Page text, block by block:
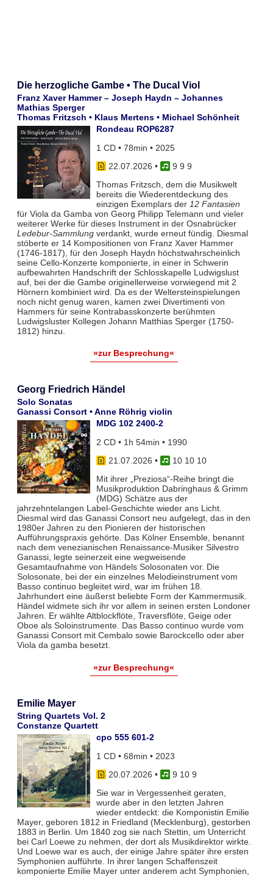
Die herzogliche Gambe • The Ducal Viol
Franz Xaver Hammer – Joseph Haydn – Johannes
Mathias Sperger
Thomas Fritzsch • Klaus Mertens • Michael Schönheit
Rondeau ROP6287
1 CD • 78min • 2025
22.07.2026 •
9 9 9
Thomas Fritzsch, dem die Musikwelt
bereits die Wiederentdeckung des
einzigen Exemplars der 12 Fantasien
für Viola da Gamba von Georg Philipp Telemann und vieler
weiterer Werke für dieses Instrument in der Osnabrücker
Ledebur-Sammlungverdankt, wurde erneut fündig. Diesmal
stöberte er 14 Kompositionen von Franz Xaver Hammer
(1746-1817), für den Joseph Haydn höchstwahrscheinlich
seine Cello-Konzerte komponierte, in einer in Schwerin
aufbewahrten Handschrift der Schlosskapelle Ludwigslust
auf, bei der die Gambe originellerweise vorwiegend mit 2
Hörnern kombiniert wird. Da es der Weltersteinspielungen
noch nicht genug waren, kamen zwei Divertimenti von
Hammers für seine Kontrabasskonzerte berühmten
Ludwigsluster Kollegen Johann Matthias Sperger (1750-
1812) hinzu.
»zur Besprechung«
Georg Friedrich Händel
Solo Sonatas
Ganassi Consort • Anne Röhrig violin
MDG 102 2400-2
2 CD • 1h 54min • 1990
21.07.2026 •
10 10 10
Mit ihrer „Preziosa“-Reihe bringt die
Musikproduktion Dabringhaus & Grimm
(MDG) Schätze aus der
jahrzehntelangen Label-Geschichte wieder ans Licht.
Diesmal wird das Ganassi Consort neu aufgelegt, das in den
1980er Jahren zu den Pionieren der historischen
Aufführungspraxis gehörte. Das Kölner Ensemble, benannt
nach dem venezianischen Renaissance-Musiker Silvestro
Ganassi, legte seinerzeit eine wegweisende
Gesamtaufnahme von Händels Solosonaten vor. Die
Solosonate, bei der ein einzelnes Melodieinstrument vom
Basso continuo begleitet wird, war im frühen 18.
Jahrhundert eine äußerst beliebte Form der Kammermusik.
Händel widmete sich ihr vor allem in seinen ersten Londoner
Jahren. Er wählte Altblockflöte, Traversflöte, Geige oder
Oboe als Soloinstrumente. Das Basso continuo wurde vom
Ganassi Consort mit Cembalo sowie Barockcello oder aber
Viola da gamba besetzt.
»zur Besprechung«
Emilie Mayer
String Quartets Vol. 2
Constanze Quartett
cpo 555 601-2
1 CD • 68min • 2023
20.07.2026 •
9 10 9
Sie war in Vergessenheit geraten,
wurde aber in den letzten Jahren
wieder entdeckt: die Komponistin Emilie
Mayer, geboren 1812 in Friedland (Mecklenburg), gestorben
1883 in Berlin. Um 1840 zog sie nach Stettin, um Unterricht
bei Carl Loewe zu nehmen, der dort als Musikdirektor wirkte.
Und Loewe war es auch, der einige Jahre später ihre ersten
Symphonien aufführte. In ihrer langen Schaffenszeit
komponierte Emilie Mayer unter anderem acht Symphonien,